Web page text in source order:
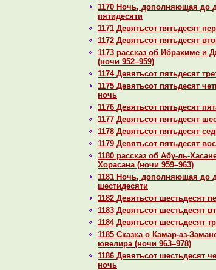
1170 Ночь, дополняющая до
пятидесяти
1171 Девятьсот пятьдесят
1172 Девятьсот пятьдесят
1173 paссказ об Ибpaхиме и
(ночи 952–959)
1174 Девятьсот пятьдесят
1175 Девятьсот пятьдесят
ночь
1176 Девятьсот пятьдесят
1177 Девятьсот пятьдесят
1178 Девятьсот пятьдесят
1179 Девятьсот пятьдесят
1180 paссказ об Абу-ль-
Хоpacaнa (ночи 959–963)
1181 Ночь, дополняющая до
шестидесяти
1182 Девятьсот шестьдесят
1183 Девятьсот шестьдесят
1184 Девятьсот шестьдесят
1185 Сказка о Камар-аз-
ювелиpa (ночи 963–978)
1186 Девятьсот шестьдесят
ночь